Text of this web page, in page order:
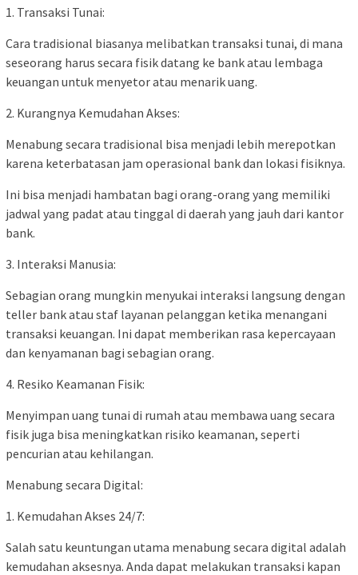
1. Transaksi Tunai:
Cara tradisional biasanya melibatkan transaksi tunai, di mana
seseorang harus secara fisik datang ke bank atau lembaga
keuangan untuk menyetor atau menarik uang.
2. Kurangnya Kemudahan Akses:
Menabung secara tradisional bisa menjadi lebih merepotkan
karena keterbatasan jam operasional bank dan lokasi fisiknya.
Ini bisa menjadi hambatan bagi orang-orang yang memiliki
jadwal yang padat atau tinggal di daerah yang jauh dari kantor
bank.
3. Interaksi Manusia:
Sebagian orang mungkin menyukai interaksi langsung dengan
teller bank atau staf layanan pelanggan ketika menangani
transaksi keuangan. Ini dapat memberikan rasa kepercayaan
dan kenyamanan bagi sebagian orang.
4. Resiko Keamanan Fisik:
Menyimpan uang tunai di rumah atau membawa uang secara
fisik juga bisa meningkatkan risiko keamanan, seperti
pencurian atau kehilangan.
Menabung secara Digital:
1. Kemudahan Akses 24/7:
Salah satu keuntungan utama menabung secara digital adalah
kemudahan aksesnya. Anda dapat melakukan transaksi kapan